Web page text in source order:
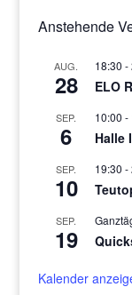
Anstehende
AUG.
28
18:30 -
ELO
SEP.
6
10:00 -
Halle
SEP.
10
19:30 -
SEP.
19
Kalender